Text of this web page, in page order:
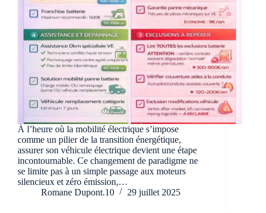
À l’heure où la mobilité électrique s’impose
comme un pilier de la transition énergétique,
assurer son véhicule électrique devient une étape
incontournable. Ce changement de paradigme ne
se limite pas à un simple passage aux moteurs
silencieux et zéro émission,…
Romane Dupont.10
29 juillet 2025